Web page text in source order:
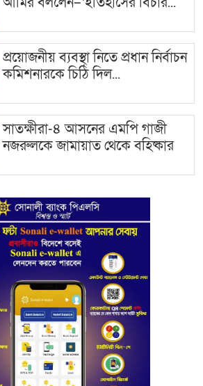
প্রয়োজনীয় ব্যবস্থা নিতে প্রধান নির্বাচন
কমিশনারকে চিঠি দিল...
সাতক্ষীরা-৪ আসনের এমপি গাজী
নজরুলকে জামায়াত থেকে বহিষ্কার